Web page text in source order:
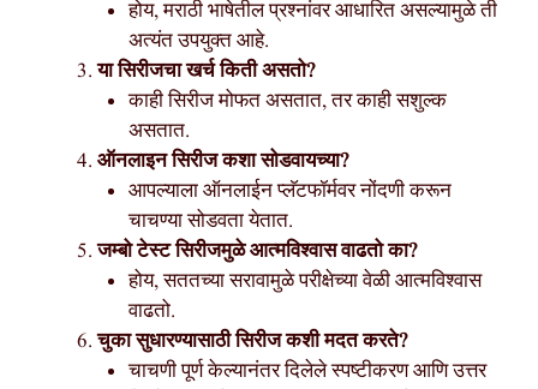
होय, मराठी भाषेतील प्रश्नांवर आधारित असल्यामुळे ती
अत्यंत उपयुक्त आहे.
या सिरीजचा खर्च किती असतो?
काही सिरीज मोफत असतात, तर काही सशुल्क
असतात.
ऑनलाइन सिरीज कशा सोडवायच्या?
आपल्याला ऑनलाईन प्लॅटफॉर्मवर नोंदणी करून
चाचण्या सोडवता येतात.
जम्बो टेस्ट सिरीजमुळे आत्मविश्वास वाढतो का?
होय, सततच्या सरावामुळे परीक्षेच्या वेळी आत्मविश्वास
वाढतो.
चुका सुधारण्यासाठी सिरीज कशी मदत करते?
चाचणी पूर्ण केल्यानंतर दिलेले स्पष्टीकरण आणि उत्तर